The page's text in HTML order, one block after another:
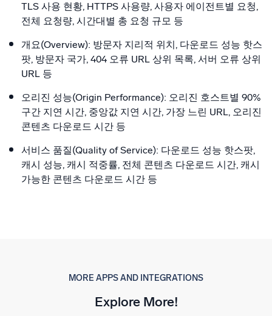
TLS 사용 현황, HTTPS 사용량, 사용자 에이전트별 요청,
전체 요청량, 시간대별 총 요청 규모 등
개요(Overview): 방문자 지리적 위치, 다운로드 성능 핫스
팟, 방문자 국가, 404 오류 URL 상위 목록, 서버 오류 상위
URL 등
오리진 성능(Origin Performance): 오리진 호스트별 90%
구간 지연 시간, 중앙값 지연 시간, 가장 느린 URL, 오리진
콘텐츠 다운로드 시간 등
서비스 품질(Quality of Service): 다운로드 성능 핫스팟,
캐시 성능, 캐시 적중률, 전체 콘텐츠 다운로드 시간, 캐시
가능한 콘텐츠 다운로드 시간 등
MORE APPS AND INTEGRATIONS
Explore More!